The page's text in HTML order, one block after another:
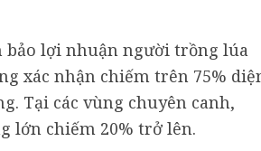
bảo lợi nhuận người trồng lúa
xác nhận chiếm trên 75%
Tại các vùng chuyên canh,
lớn chiếm 20% trở lên.